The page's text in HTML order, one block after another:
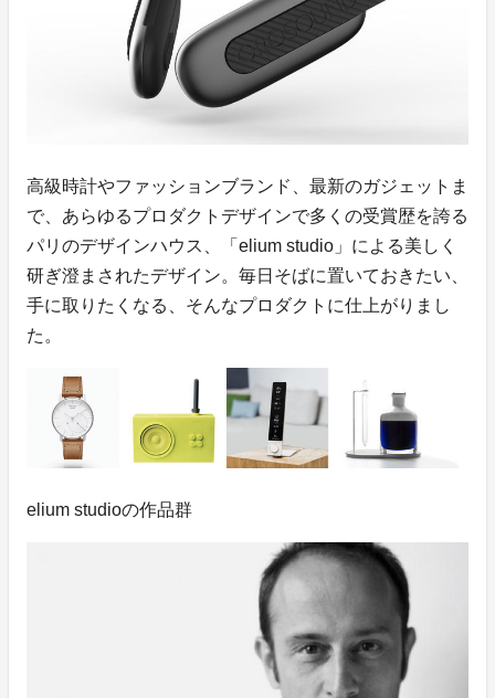
高級時計やファッションブランド、最新のガジェットま
で、あらゆるプロダクトデザインで多くの受賞歴を誇る
パリのデザインハウス、「elium studio」による美しく
研ぎ澄まされたデザイン。毎日そばに置いておきたい、
手に取りたくなる、そんなプロダクトに仕上がりまし
た。
elium studioの作品群